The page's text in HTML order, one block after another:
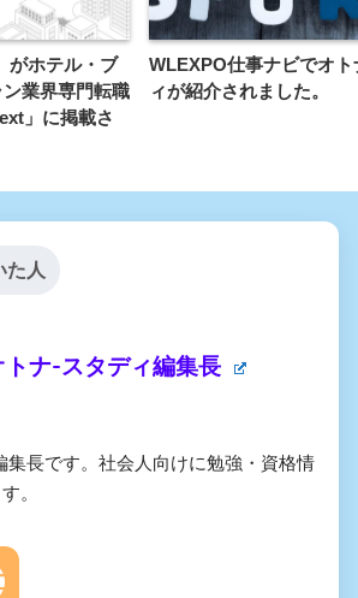
がホテル・ブ
業界専門転職
」に掲載さ
WLEXPO仕事ナビでオト
ィが紹介されました。
た人
トナ-スタディ編集長
集長です。社会人向けに勉強・資格情
。